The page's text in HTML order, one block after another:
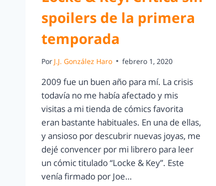
spoilers de la primera
temporada
Por J.J. González Haro febrero 1, 2020
2009 fue un buen año para mí. La crisis
todavía no me había afectado y mis
visitas a mi tienda de cómics favorita
eran bastante habituales. En una de ellas,
y ansioso por descubrir nuevas joyas, me
dejé convencer por mi librero para leer
un cómic titulado “Locke & Key”. Este
venía firmado por Joe…